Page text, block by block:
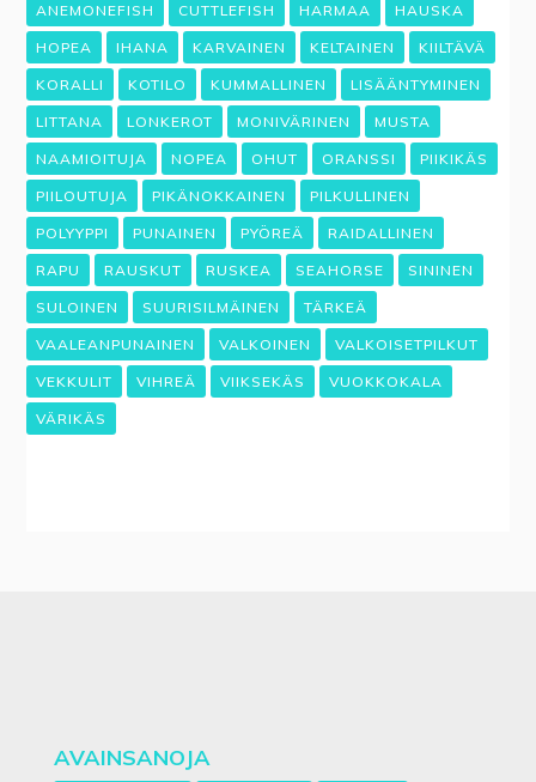
ANEMONEFISH CUTTLEFISH HARMAA HAUSKA
HOPEA IHANA KARVAINEN KELTAINEN KIILTÄVÄ
KORALLI KOTILO KUMMALLINEN LISÄÄNTYMINEN
LITTANA LONKEROT MONIVÄRINEN MUSTA
NAAMIOITUJA NOPEA OHUT ORANSSI PIIKIKÄS
PIILOUTUJA PIKÄNOKKAINEN PILKULLINEN
POLYYPPI PUNAINEN PYÖREÄ RAIDALLINEN
RAPU RAUSKUT RUSKEA SEAHORSE SININEN
SULOINEN SUURISILMÄINEN TÄRKEÄ
VAALEANPUNAINEN VALKOINEN VALKOISETPILKUT
VEKKULIT VIHREÄ VIIKSEKÄS VUOKKOKALA
VÄRIKÄS
AVAINSANOJA